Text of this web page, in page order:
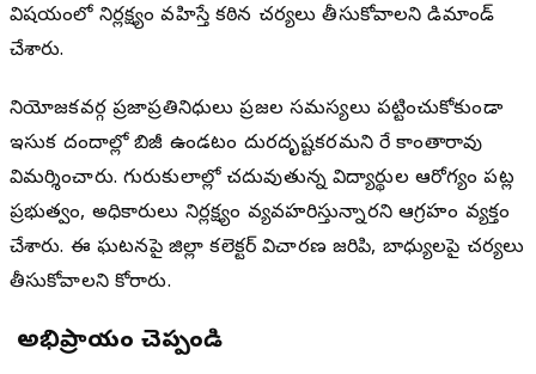
విషయంలో నిర్లక్ష్యం వహిస్తే కఠిన చర్యలు తీసుకోవాలని డిమాండ్
చేశారు.
నియోజకవర్గ ప్రజాప్రతినిధులు ప్రజల సమస్యలు పట్టించుకోకుండా
ఇసుక దందాల్లో బిజీగా ఉండటం దురదృష్టకరమని రేగా కాంతారావు
విమర్శించారు. గురుకులాల్లో చదువుతున్న విద్యార్థుల ఆరోగ్యం పట్ల
ప్రభుత్వం, అధికారులు నిర్లక్ష్యంగా వ్యవహరిస్తున్నారని ఆగ్రహం వ్యక్తం
చేశారు. ఈ ఘటనపై జిల్లా కలెక్టర్ విచారణ జరిపి, బాధ్యులపై చర్యలు
తీసుకోవాలని కోరారు.
మీ అభిప్రాయం చెప్పండి